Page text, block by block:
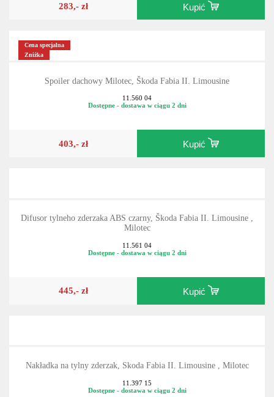
283,- zł Kupić
Cena specjalna
Zniżka
Spoiler dachowy Milotec, Škoda Fabia II. Limousine
11.560 04
Dostępne - dostawa w ciągu 2 dni
403,- zł Kupić
Difusor tylneho zderzaka ABS czarny, Škoda Fabia II. Limousine ,
Milotec
11.561 04
Dostępne - dostawa w ciągu 2 dni
445,- zł Kupić
Nakładka na tylny zderzak, Skoda Fabia II. Limousine , Milotec
11.397 15
Dostępne - dostawa w ciągu 2 dni